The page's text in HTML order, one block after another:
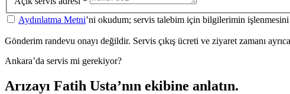
Aydınlatma Metni’ni okudum; servis talebim için bilgilerimin
Gönderim randevu onayı değildir. Servis çıkış ücreti ve ziyaret zamanı
Ankara’da servis mi gerekiyor?
Arızayı Fatih Usta’nın ekibine anlatın.